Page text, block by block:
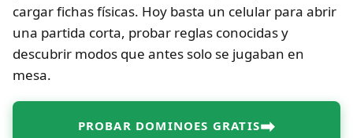
cargar fichas físicas. Hoy basta un celular para abrir
una partida corta, probar reglas conocidas y
descubrir modos que antes solo se jugaban en
mesa.
PROBAR DOMINOES GRATIS➡